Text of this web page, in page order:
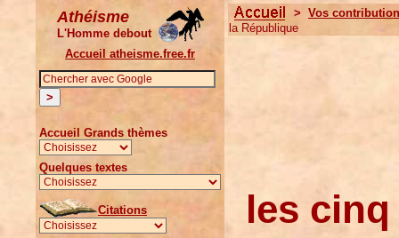
Athéisme
L'Homme debout
Accueil atheisme.free.fr
Accueil Grands thèmes
Quelques textes
Citations
> Vos
la République
les